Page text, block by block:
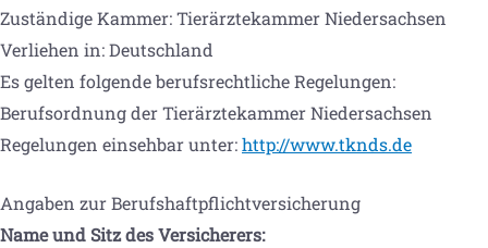
Zuständige Kammer: Tierärztekammer Niedersachsen
Verliehen in: Deutschland
Es gelten folgende berufsrechtliche Regelungen:
Berufsordnung der Tierärztekammer Niedersachsen
Regelungen einsehbar unter:http://www.tknds.de
Angaben zur Berufshaftpflichtversicherung
Name und Sitz des Versicherers: